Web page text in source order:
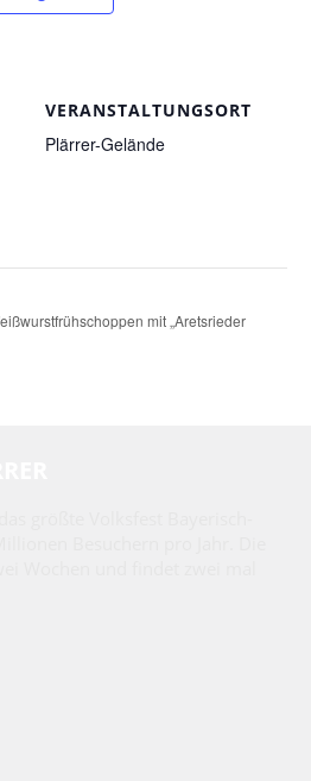
VERANSTALTUNGSORT
Plärrer-Gelände
mit „Aretsrieder